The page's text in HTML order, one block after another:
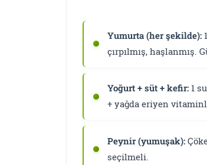
Yumurta (her şekilde):
çırpılmış, haşlanmış.
Yoğurt + süt + kefir: 1
+ yağda eriyen
Peynir (yumuşak):
seçilmeli.